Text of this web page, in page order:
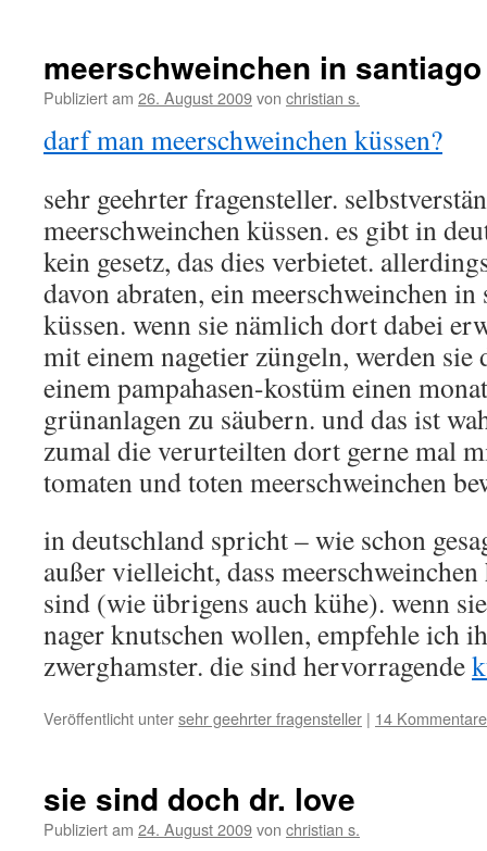
meerschweinchen in
Publiziert am 26. August 2009von christian s.
darf man meerschweinchen küssen?
sehr geehrter fragensteller.
meerschweinchen küssen. es gibt in
kein gesetz, das dies verbietet.
davon abraten, ein meerschweinchen
küssen. wenn sie nämlich dort dabei
mit einem nagetier züngeln, werden
einem pampahasen-kostüm einen
grünanlagen zu säubern. und das ist
zumal die verurteilten dort gerne mal
tomaten und toten meerschweinchen
in deutschland spricht – wie schon
außer vielleicht, dass
sind (wie übrigens auch kühe). wenn
nager knutschen wollen, empfehle ich
zwerghamster. die sind hervorragende
Veröffentlicht untersehr geehrter fragensteller | 14 Kommentare
sie sind doch dr. love
Publiziert am 24. August 2009von christian s.